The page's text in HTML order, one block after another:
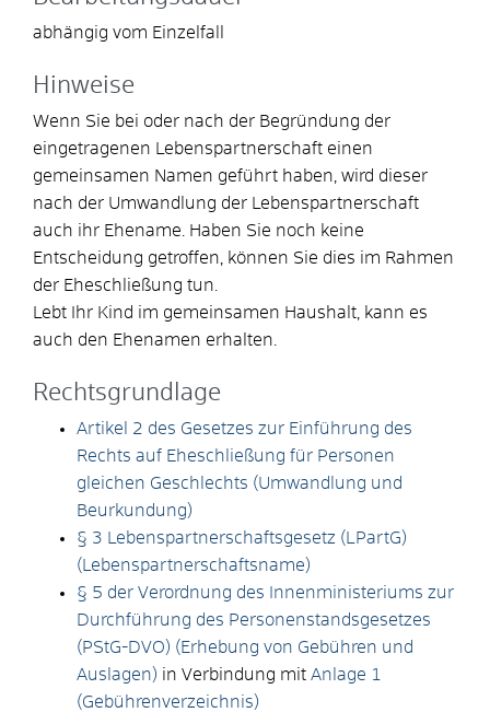
abhängig vom Einzelfall
Hinweise
Wenn Sie bei oder nach der Begründung der
eingetragenen Lebenspartnerschaft einen
gemeinsamen Namen geführt haben, wird dieser
nach der Umwandlung der Lebenspartnerschaft
auch ihr Ehename. Haben Sie noch keine
Entscheidung getroffen, können Sie dies im Rahmen
der Eheschließung tun.
Lebt Ihr Kind im gemeinsamen Haushalt, kann es
auch den Ehenamen erhalten.
Rechtsgrundlage
Artikel 2 des Gesetzes zur Einführung des
Rechts auf Eheschließung für Personen
gleichen Geschlechts (Umwandlung und
Beurkundung)
§ 3 Lebenspartnerschaftsgesetz (LPartG)
(Lebenspartnerschaftsname)
§ 5 der Verordnung des Innenministeriums zur
Durchführung des Personenstandsgesetzes
(PStG-DVO) (Erhebung von Gebühren und
Auslagen) in Verbindung mit Anlage 1
(Gebührenverzeichnis)